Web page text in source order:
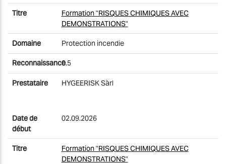
Formation "RISQUES CHIMIQUES AVEC
DEMONSTRATIONS"
Protection incendie
0.5
HYGEERISK Sàrl
02.09.2026
Formation "RISQUES CHIMIQUES AVEC
DEMONSTRATIONS"